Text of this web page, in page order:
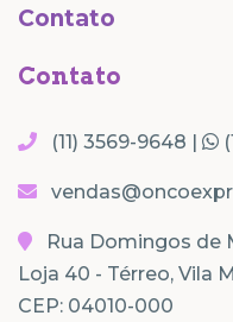
Contato
Contato
(11) 3569-9648 |
Rua Domingos de
Loja 40 - Térreo, Vila
CEP: 04010-000